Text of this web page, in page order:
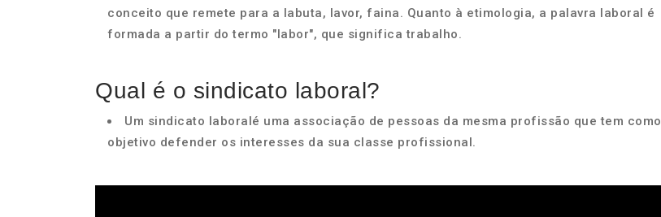
conceito que remete para a labuta, lavor, faina. Quanto à etimologia, a palavra laboral é
formada a partir do termo "labor", que significa trabalho.
Qual é o sindicato laboral?
Um sindicato laboralé uma associação de pessoas da mesma profissão que tem como
objetivo defender os interesses da sua classe profissional.